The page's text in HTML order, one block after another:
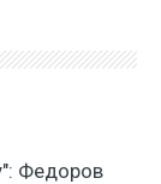
Федоров